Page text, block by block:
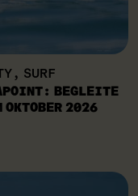
SURF
BEGLEITE
OKTOBER 2026